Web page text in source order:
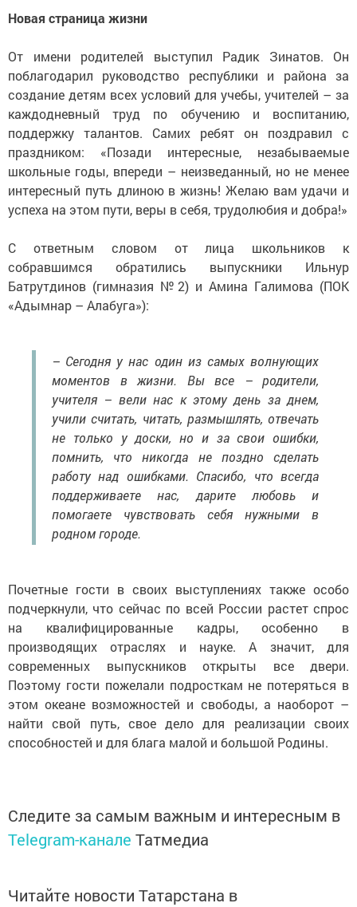
Новая страница жизни
От имени родителей выступил Радик Зинатов. Он
поблагодарил руководство республики и района за
создание детям всех условий для учебы, учителей – за
каждодневный труд по обучению и воспитанию,
поддержку талантов. Самих ребят он поздравил с
праздником: «Позади интересные, незабываемые
школьные годы, впереди – неизведанный, но не менее
интересный путь длиною в жизнь! Желаю вам удачи и
успеха на этом пути, веры в себя, трудолюбия и добра!»
С ответным словом от лица школьников к
собравшимся обратились выпускники Ильнур
Батрутдинов (гимназия №2) и Амина Галимова (ПОК
«Адымнар – Алабуга»):
– Сегодня у нас один из самых волнующих
моментов в жизни. Вы все – родители,
учителя – вели нас к этому день за днем,
учили считать, читать, размышлять, отвечать
не только у доски, но и за свои ошибки,
помнить, что никогда не поздно сделать
работу над ошибками. Спасибо, что всегда
поддерживаете нас, дарите любовь и
помогаете чувствовать себя нужными в
родном городе.
Почетные гости в своих выступлениях также особо
подчеркнули, что сейчас по всей России растет спрос
на квалифицированные кадры, особенно в
производящих отраслях и науке. А значит, для
современных выпускников открыты все двери.
Поэтому гости пожелали подросткам не потеряться в
этом океане возможностей и свободы, а наоборот –
найти свой путь, свое дело для реализации своих
способностей и для блага малой и большой Родины.
Следите за самым важным и интересным в
Telegram-канале Татмедиа
Читайте новости Татарстана в